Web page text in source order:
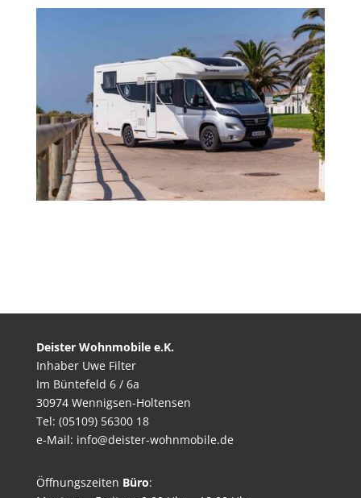
Deister Wohnmobile e.K.
Inhaber Uwe Filter
Im Büntefeld 6 / 6a
30974 Wennigsen-Holtensen
Tel: (05109) 56300 18
e-Mail: info@deister-wohnmobile.de
Öffnungszeiten Büro: